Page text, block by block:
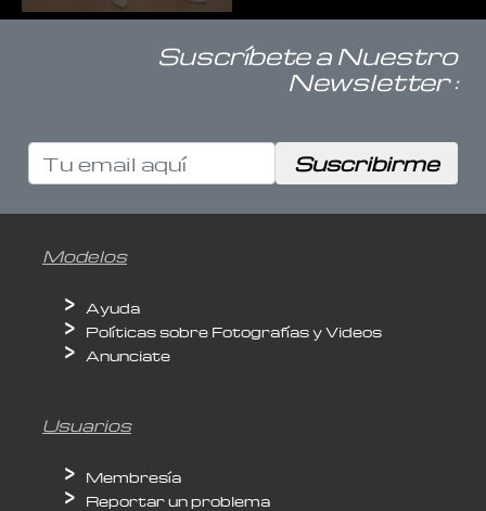
Suscríbete a Nuestro
Newsletter :
Modelos
Ayuda
Políticas sobre Fotografías y Videos
Anunciate
Usuarios
Membresía
Reportar un problema